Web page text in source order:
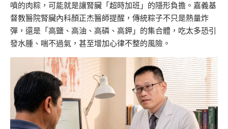
噴的肉粽，可能就是讓腎臟「超時加班」的隱形負擔。嘉義基
督教醫院腎臟內科顏正杰醫師提醒，傳統粽子不只是熱量炸
彈， 還是「高鹽、高油、高磷、高鉀」 的集合體，吃太多恐引
發水腫、喘不過氣，甚至增加心律不整的風險。